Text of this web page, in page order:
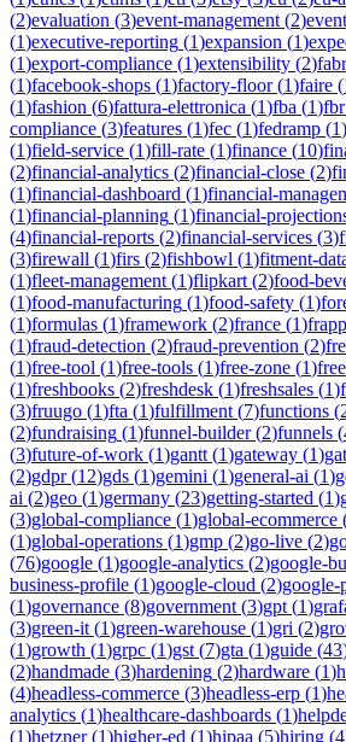
(2)evaluation (3)event-management (2)
(1)executive-reporting (1)expansion (1)
(1)export-compliance (1)extensibility (2)
(1)facebook-shops (1)factory-floor(1)faire (
(1)fashion (6)fattura-elettronica (1)fba (1)fbr
compliance (3)features (1)fec (1)fedramp (1)
(1)field-service (1)fill-rate (1)finance (10)
(2)financial-analytics (2)financial-close (2)
(1)financial-dashboard (1)financial-
(1)financial-planning (1)financial-
(4)financial-reports (2)financial-services (3)
(3)firewall (1)firs (2)fishbowl (1)fitment-
(1)fleet-management (1)flipkart (2)food-
(1)food-manufacturing (1)food-safety (1)
(1)formulas (1)framework (2)france (1)
(1)fraud-detection (2)fraud-prevention (2)
(1)free-tool (1)free-tools (1)free-zone (1)
(1)freshbooks (2)freshdesk (1)freshsales (1)
(3)fruugo (1)fta (1)fulfillment (7)functions (
(2)fundraising (1)funnel-builder(2)funnels (
(3)future-of-work (1)gantt (1)gateway (1)
(2)gdpr(12)gds (1)gemini (1)general-ai (1)
ai (2)geo (1)germany (23)getting-started (1)
(3)global-compliance (1)global-ecommerce
(1)global-operations (1)gmp (2)go-live (2)
(76)google (1)google-analytics (2)google-
business-profile (1)google-cloud (2)google-
(1)governance (8)government (3)gpt (1)
(3)green-it (1)green-warehouse (1)gri (2)
(1)growth (1)grpc (1)gst (7)gta (1)guide (43
(2)handmade (3)hardening (2)hardware (1)
(4)headless-commerce (3)headless-erp (1)
analytics (1)healthcare-dashboards (1)
(1)hetzner(1)higher-ed (1)hipaa (5)hiring (4